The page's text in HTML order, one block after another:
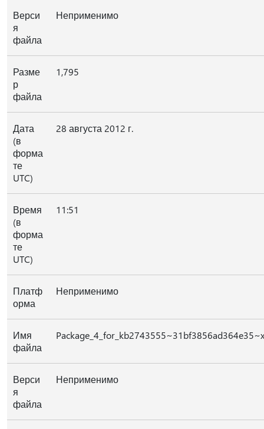
Верси
я
файла
Неприменимо
Разме
р
файла
1,795
Дата
(в
форма
те
UTC)
28 августа 2012 г.
Время
(в
форма
те
UTC)
11:51
Платф
орма
Неприменимо
Имя
файла
Верси
я
файла
Неприменимо